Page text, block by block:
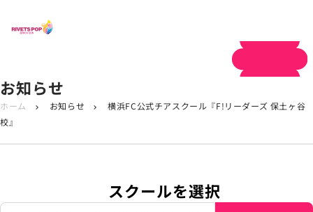
お知らせ
ホーム chevron_right お知らせ chevron_right
横浜FC公式チアスクール『F!リーダーズ 保土ヶ谷
校』
スクールを選択